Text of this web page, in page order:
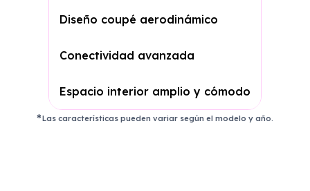
Diseño coupé aerodinámico
Conectividad avanzada
Espacio interior amplio y cómodo
Las características pueden variar según el modelo y año.